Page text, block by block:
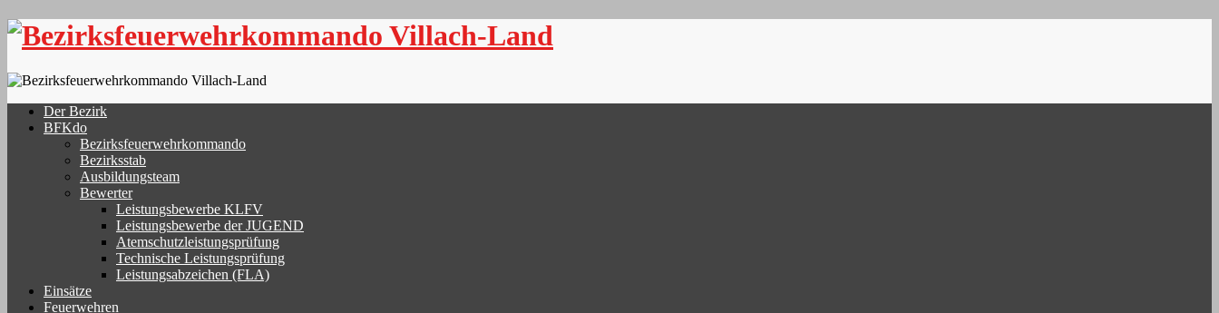
Skip
Der Bezirk
BFKdo
Bezirksfeuerwehrkommando
Bezirksstab
Ausbildungsteam
Bewerter
Leistungsbewerbe KLFV
Leistungsbewerbe der JUGEND
Atemschutzleistungsprüfung
Technische Leistungsprüfung
Leistungsabzeichen (FLA)
Einsätze
Feuerwehren